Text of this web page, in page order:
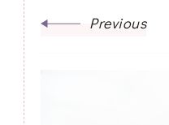
Previous